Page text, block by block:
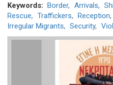
Keywords Border Arrivals
Rescue
Traffickers Reception
Irregular Migrants
Security